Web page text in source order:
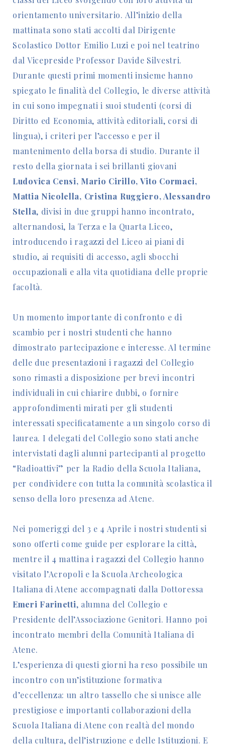
orientamento universitario. All’inizio della
mattinata sono stati accolti dal Dirigente
Scolastico Dottor Emilio Luzi e poi nel teatrino
dal Vicepreside Professor Davide Silvestri.
Durante questi primi momenti insieme hanno
spiegato le finalità del Collegio, le diverse attività
in cui sono impegnati i suoi studenti (corsi di
Diritto ed Economia, attività editoriali, corsi di
lingua), i criteri per l’accesso e per il
mantenimento della borsa di studio. Durante il
resto della giornata i sei brillanti giovani
Ludovica Censi, Mario Cirillo, Vito Cormaci,
Mattia Nicolella, Cristina Ruggiero, Alessandro
Stella, divisi in due gruppi hanno incontrato,
alternandosi, la Terza e la Quarta Liceo,
introducendo i ragazzi del Liceo ai piani di
studio, ai requisiti di accesso, agli sbocchi
occupazionali e alla vita quotidiana delle proprie
facoltà.
Un momento importante di confronto e di
scambio per i nostri studenti che hanno
dimostrato partecipazione e interesse. Al termine
delle due presentazioni i ragazzi del Collegio
sono rimasti a disposizione per brevi incontri
individuali in cui chiarire dubbi, o fornire
approfondimenti mirati per gli studenti
interessati specificatamente a un singolo corso di
laurea. I delegati del Collegio sono stati anche
intervistati dagli alunni partecipanti al progetto
“Radioattivi” per la Radio della Scuola Italiana,
per condividere con tutta la comunità scolastica il
senso della loro presenza ad Atene.
Nei pomeriggi del 3 e 4 Aprile i nostri studenti si
sono offerti come guide per esplorare la città,
mentre il 4 mattina i ragazzi del Collegio hanno
visitato l’Acropoli e la Scuola Archeologica
Italiana di Atene accompagnati dalla Dottoressa
Emeri Farinetti, alumna del Collegio e
Presidente dell’Associazione Genitori. Hanno poi
incontrato membri della Comunità Italiana di
Atene.
L’esperienza di questi giorni ha reso possibile un
incontro con un’istituzione formativa
d’eccellenza: un altro tassello che si unisce alle
prestigiose e importanti collaborazioni della
Scuola Italiana di Atene con realtà del mondo
della cultura, dell’istruzione e delle Istituzioni. E